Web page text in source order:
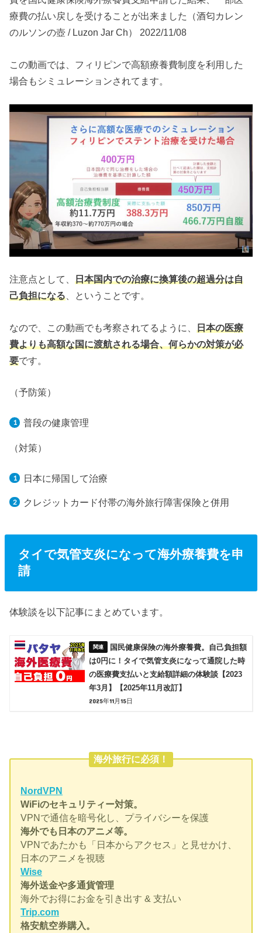
療費の払い戻しを受けることが出来ました（酒匂カレン
のルソンの壺 / Luzon Jar Ch） 2022/11/08
この動画では、フィリピンで高額療養費制度を利用した
場合もシミュレーションされてます。
注意点として、日本国内での治療に換算後の超過分は自
己負担になる 、ということです。
なので、この動画でも考察されてるように、
日本の医療
費よりも高額な国に渡航される場合、何らかの対策が必
要です。
（予防策）
普段の健康管理
（対策）
日本に帰国して治療
クレジットカード付帯の海外旅行障害保険と併用
タイで気管支炎になって海外療養費を申
請
体験談を以下記事にまとめています。
国民健康保険の海外療養費。自己負担額
は0円に！タイで気管支炎になって通院した時
の医療費支払いと支給額詳細の体験談【2023
年3月】【2025年11月改訂】
2025年11月15日
海外旅行に必須！
NordVPN
WiFiのセキュリティー対策。
VPNで通信を暗号化し、プライバシーを保護
海外でも日本のアニメ等。
VPNであたかも「日本からアクセス」と見せかけ、
日本のアニメを視聴
Wise
海外送金や多通貨管理
海外でお得にお金を引き出す & 支払い
Trip.com
格安航空券購入。